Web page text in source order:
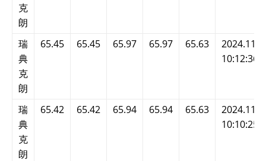
克
朗
瑞
典
克
朗
65.45 65.45 65.97 65.97 65.63
10:12:36
瑞
典
克
朗
65.42 65.42 65.94 65.94 65.63
10:10:25